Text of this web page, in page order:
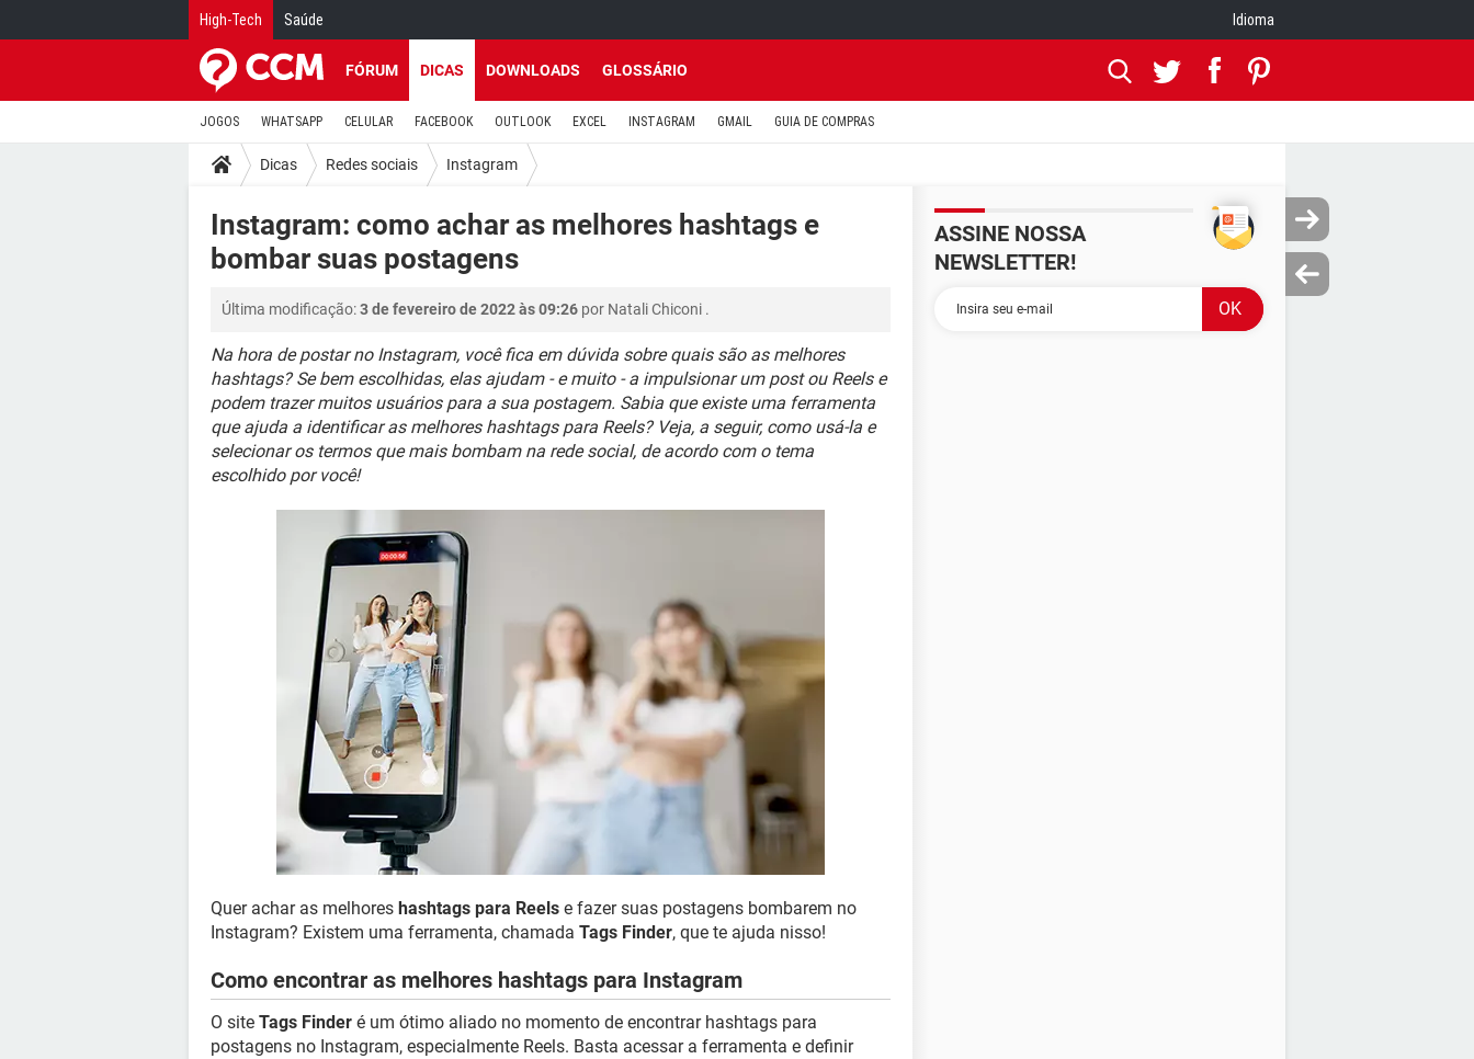
High-Tech Saúde Idioma
FÓRUM DICAS DOWNLOADS GLOSSÁRIO
JOGOS WHATSAPP CELULAR FACEBOOK OUTLOOK EXCEL INSTAGRAM GMAIL GUIA DE COMPRAS
Dicas Redes sociais Instagram
Instagram: como achar as melhores hashtags e
bombar suas postagens
Última modificação:3 de fevereiro de 2022 às 09:26 por Natali Chiconi .
Na hora de postar no Instagram, você fica em dúvida sobre quais são as melhores
hashtags? Se bem escolhidas, elas ajudam - e muito - a impulsionar um post ou Reels e
podem trazer muitos usuários para a sua postagem. Sabia que existe uma ferramenta
que ajuda a identificar as melhores hashtags para Reels? Veja, a seguir, como usá-la e
selecionar os termos que mais bombam na rede social, de acordo com o tema
escolhido por você!
Quer achar as melhores hashtags para Reels e fazer suas postagens bombarem no
Instagram? Existem uma ferramenta, chamada Tags Finder, que te ajuda nisso!
Como encontrar as melhores hashtags para Instagram
O site Tags Finder é um ótimo aliado no momento de encontrar hashtags para
postagens no Instagram, especialmente Reels. Basta acessar a ferramenta e definir
ASSINE NOSSA
NEWSLETTER!